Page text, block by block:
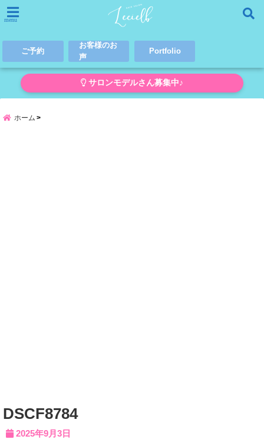
menu
ご予約
お客様のお
声
Portfolio
サロンモデルさん募集中♪
ホーム
DSCF8784
2025年9月3日